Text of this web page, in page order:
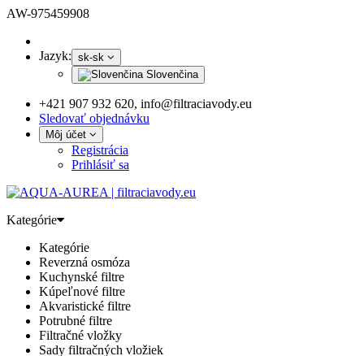
AW-975459908
Jazyk: sk-sk
Slovenčina
+421 907 932 620, info@filtraciavody.eu
Sledovať objednávku
Môj účet
Registrácia
Prihlásiť sa
Kategórie
Kategórie
Reverzná osmóza
Kuchynské filtre
Kúpeľnové filtre
Akvaristické filtre
Potrubné filtre
Filtračné vložky
Sady filtračných vložiek